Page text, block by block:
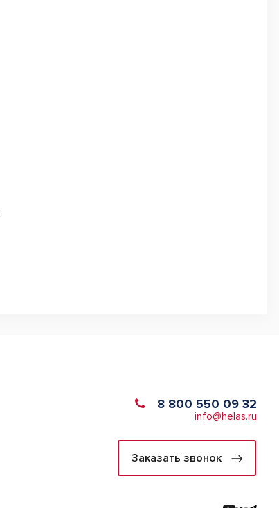
8 800 550 09 32
info@helas.ru
Заказать звонок